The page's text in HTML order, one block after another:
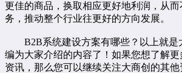
更佳的商品，换取相应更好地利润，从
务，推动整个行业往更好的方向发展。
B2B系统建设方案有哪些？以上就是
编为大家介绍的内容了！如果您想了解
资讯，那么您可以继续关注大商创的其